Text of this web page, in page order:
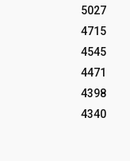
5027
4715
4545
4471
4398
4340